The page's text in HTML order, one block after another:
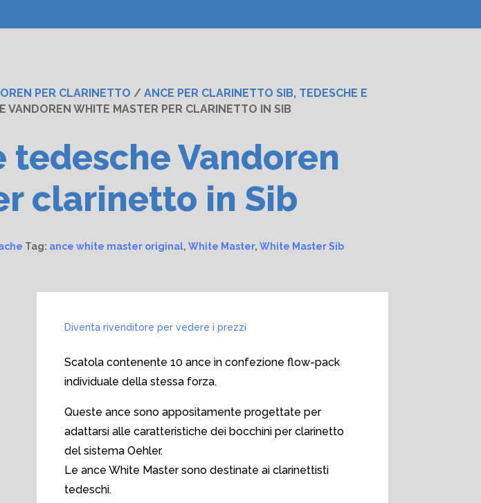
PER CLARINETTO / ANCE PER CLARINETTO SIB, TEDESCHE E
WHITE MASTER PER CLARINETTO IN SIB
tedesche Vandoren
clarinetto in Sib
Tag: ance white master original, White Master, White Master Sib
Diventa rivenditore per vedere i prezzi
Scatola contenente 10 ance in confezione flow-pack
individuale della stessa forza.
Queste ance sono appositamente progettate per
adattarsi alle caratteristiche dei bocchini per clarinetto
del sistema Oehler.
Le ance White Master sono destinate ai clarinettisti
tedeschi.